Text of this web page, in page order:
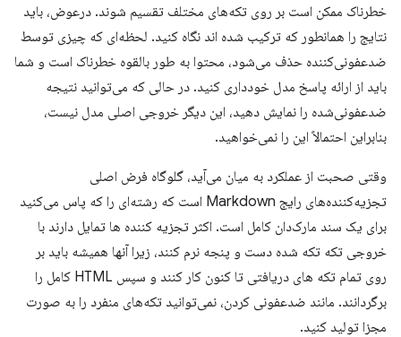
خطرناک ممکن است بر روی تکه‌های مختلف تقسیم شوند. درعوض، باید
نتایج را همانطور که ترکیب شده اند نگاه کنید. لحظه‌ای که چیزی توسط
ضدعفونی‌کننده حذف می‌شود، محتوا به طور بالقوه خطرناک است و شما
باید از ارائه پاسخ مدل خودداری کنید. در حالی که می‌توانید نتیجه
ضدعفونی‌شده را نمایش دهید، این دیگر خروجی اصلی مدل نیست،
بنابراین احتمالاً این را نمی‌خواهید.
وقتی صحبت از عملکرد به میان می‌آید، گلوگاه فرض اصلی
تجزیه‌کننده‌های رایج Markdown است که رشته‌ای را که پاس می‌کنید
برای یک سند مارک‌دان کامل است. اکثر تجزیه کننده ها تمایل دارند با
خروجی تکه تکه شده دست و پنجه نرم کنند، زیرا آنها همیشه باید بر
روی تمام تکه های دریافتی تا کنون کار کنند و سپس HTML کامل را
برگردانند. مانند ضدعفونی کردن، نمی‌توانید تکه‌های منفرد را به صورت
مجزا تولید کنید.